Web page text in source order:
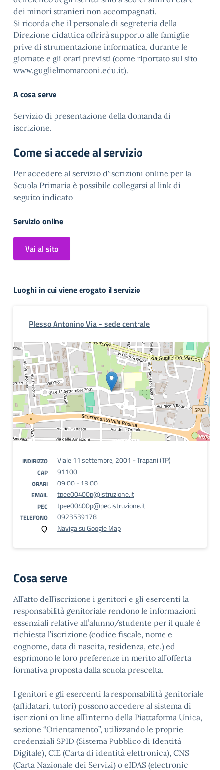
dei minori stranieri non accompagnati.
Si ricorda che il personale di segreteria della
Direzione didattica offrirà supporto alle famiglie
prive di strumentazione informatica, durante le
giornate e gli orari previsti (come riportato sul sito
www.guglielmomarconi.edu.it).
A cosa serve
Servizio di presentazione della domanda di
iscrizione.
Come si accede al servizio
Per accedere al servizio d'iscrizioni online per la
Scuola Primaria è possibile collegarsi al link di
seguito indicato
Servizio online
Vai al sito
Luoghi in cui viene erogato il servizio
Plesso Antonino Via - sede centrale
INDIRIZZO Viale 11 settembre, 2001 - Trapani (TP)
CAP 91100
ORARI 09:00 - 13:00
EMAIL tpee00400p@istruzione.it
PEC tpee00400p@pec.istruzione.it
TELEFONO
0923539178
Naviga su Google Map
Cosa serve
All’atto dell’iscrizione i genitori e gli esercenti la
responsabilità genitoriale rendono le informazioni
essenziali relative all’alunno/studente per il quale è
richiesta l’iscrizione (codice fiscale, nome e
cognome, data di nascita, residenza, etc.) ed
esprimono le loro preferenze in merito all’offerta
formativa proposta dalla scuola prescelta.
I genitori e gli esercenti la responsabilità genitoriale
(affidatari, tutori) possono accedere al sistema di
iscrizioni on line all’interno della Piattaforma Unica,
sezione “Orientamento”, utilizzando le proprie
credenziali SPID (Sistema Pubblico di Identità
Digitale), CIE (Carta di identità elettronica), CNS
(Carta Nazionale dei Servizi) o eIDAS (electronic